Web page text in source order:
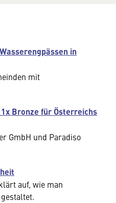
in
mit
Bronze für Österreichs
GmbH und Paradiso
auf, wie man